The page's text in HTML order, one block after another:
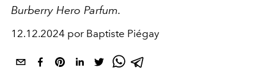
Burberry Hero Parfum.
12.12.2024 por Baptiste Piégay